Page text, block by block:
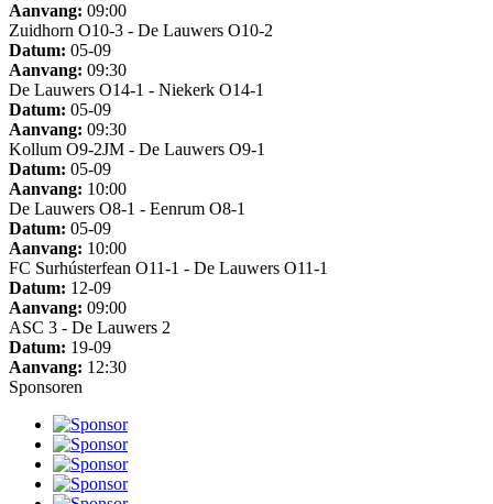
Aanvang: 09:00
Zuidhorn O10-3 - De Lauwers O10-2
Datum: 05-09
Aanvang: 09:30
De Lauwers O14-1 - Niekerk O14-1
Datum: 05-09
Aanvang: 09:30
Kollum O9-2JM - De Lauwers O9-1
Datum: 05-09
Aanvang: 10:00
De Lauwers O8-1 - Eenrum O8-1
Datum: 05-09
Aanvang: 10:00
FC Surhústerfean O11-1 - De Lauwers O11-1
Datum: 12-09
Aanvang: 09:00
ASC 3 - De Lauwers 2
Datum: 19-09
Aanvang: 12:30
Sponsoren